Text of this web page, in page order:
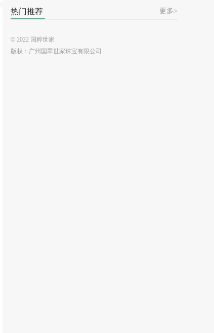
热门推荐 更多>
© 2022 国粹世家
版权：广州国翠世家珠宝有限公司